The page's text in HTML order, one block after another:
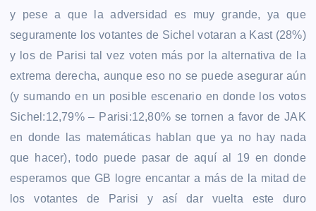
y pese a que la adversidad es muy grande, ya que
seguramente los votantes de Sichel votaran a Kast (28%)
y los de Parisi tal vez voten más por la alternativa de la
extrema derecha, aunque eso no se puede asegurar aún
(y sumando en un posible escenario en donde los votos
Sichel:12,79% – Parisi:12,80% se tornen a favor de JAK
en donde las matemáticas hablan que ya no hay nada
que hacer), todo puede pasar de aquí al 19 en donde
esperamos que GB logre encantar a más de la mitad de
los votantes de Parisi y así dar vuelta este duro